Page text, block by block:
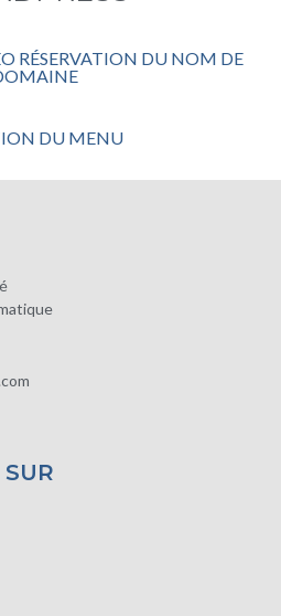
RÉSERVATION DU NOM DE
DU MENU